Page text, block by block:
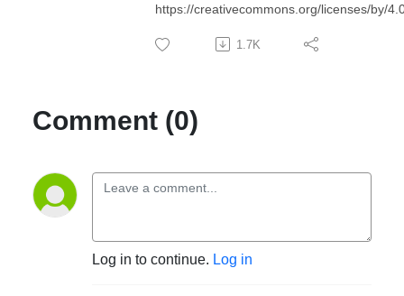
https://creativecommons.org/licenses/by/
1.7K
Comment (0)
Log in to continue. Log in